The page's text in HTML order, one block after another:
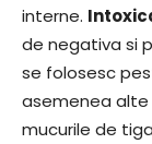
interne.
de negativa si
se folosesc
asemenea alte
mucurile de